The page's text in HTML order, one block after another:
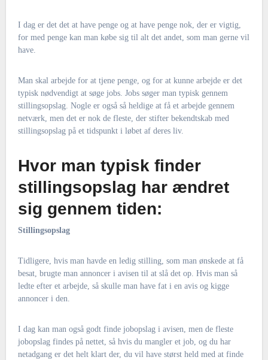
I dag er det det at have penge og at have penge nok, der er vigtig,
for med penge kan man købe sig til alt det andet, som man gerne vil
have.
Man skal arbejde for at tjene penge, og for at kunne arbejde er det
typisk nødvendigt at søge jobs. Jobs søger man typisk gennem
stillingsopslag. Nogle er også så heldige at få et arbejde gennem
netværk, men det er nok de fleste, der stifter bekendtskab med
stillingsopslag på et tidspunkt i løbet af deres liv.
Hvor man typisk finder
stillingsopslag har ændret
sig gennem tiden:
Stillingsopslag
Tidligere, hvis man havde en ledig stilling, som man ønskede at få
besat, brugte man annoncer i avisen til at slå det op. Hvis man så
ledte efter et arbejde, så skulle man have fat i en avis og kigge
annoncer i den.
I dag kan man også godt finde jobopslag i avisen, men de fleste
jobopslag findes på nettet, så hvis du mangler et job, og du har
netadgang er det helt klart der, du vil have størst held med at finde